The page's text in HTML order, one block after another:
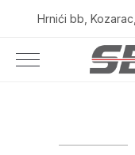
Hrnići bb,